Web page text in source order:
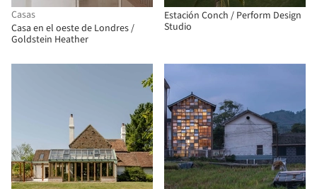
Casas
Casa en el oeste de Londres /
Goldstein Heather
Estación Conch / Perform Design
Studio